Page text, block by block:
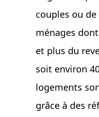
couples ou
ménages
et plus du
soit environ
logements
grâce à des